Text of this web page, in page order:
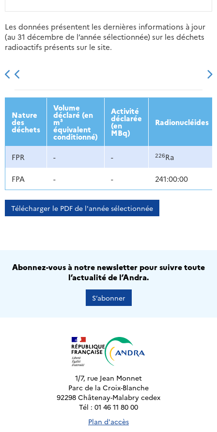
Les données présentent les dernières informations à jour
(au 31 décembre de l’année sélectionnée) sur les déchets
radioactifs présents sur le site.
2013 2014 2015 2016
Nature
des
déchets
Volume
déclaré (en
m³
équivalent
conditionné)
Activité
déclarée
(en
MBq)
Radionucléides
FPR - - 226Ra
FPA - - 241:00:00
Télécharger le PDF de l'année sélectionnée
Abonnez-vous à notre newsletter pour suivre toute
l’actualité de l’Andra.
S’abonner
1/7, rue Jean Monnet
Parc de la Croix-Blanche
92298 Châtenay-Malabry cedex
Tél : 01 46 11 80 00
Plan d'accès